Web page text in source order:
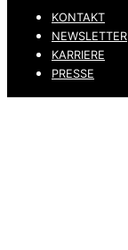
KONTAKT
NEWSLETTER
KARRIERE
PRESSE